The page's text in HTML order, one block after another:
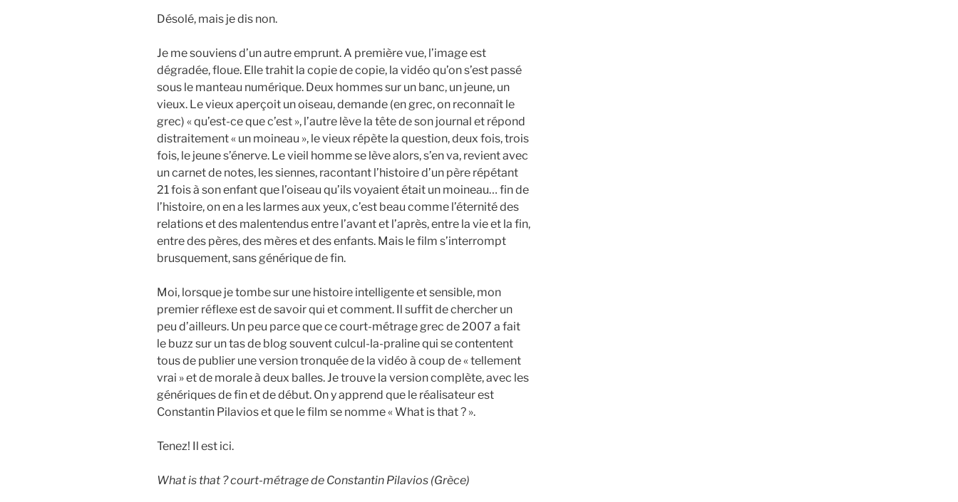
Désolé, mais je dis non.
Je me souviens d’un autre emprunt. A première vue, l’image est
dégradée, floue. Elle trahit la copie de copie, la vidéo qu’on s’est passé
sous le manteau numérique. Deux hommes sur un banc, un jeune, un
vieux. Le vieux aperçoit un oiseau, demande (en grec, on reconnaît le
grec) « qu’est-ce que c’est », l’autre lève la tête de son journal et répond
distraitement « un moineau », le vieux répète la question, deux fois, trois
fois, le jeune s’énerve. Le vieil homme se lève alors, s’en va, revient avec
un carnet de notes, les siennes, racontant l’histoire d’un père répétant
21 fois à son enfant que l’oiseau qu’ils voyaient était un moineau… fin de
l’histoire, on en a les larmes aux yeux, c’est beau comme l’éternité des
relations et des malentendus entre l’avant et l’après, entre la vie et la fin,
entre des pères, des mères et des enfants. Mais le film s’interrompt
brusquement, sans générique de fin.
Moi, lorsque je tombe sur une histoire intelligente et sensible, mon
premier réflexe est de savoir qui et comment. Il suffit de chercher un
peu d’ailleurs. Un peu parce que ce court-métrage grec de 2007 a fait
le buzz sur un tas de blog souvent culcul-la-praline qui se contentent
tous de publier une version tronquée de la vidéo à coup de « tellement
vrai » et de morale à deux balles. Je trouve la version complète, avec les
génériques de fin et de début. On y apprend que le réalisateur est
Constantin Pilavios et que le film se nomme « What is that ? ».
Tenez! Il est ici.
What is that ? court-métrage de Constantin Pilavios (Grèce)